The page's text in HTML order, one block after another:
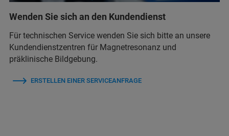
Wenden Sie sich an den Kundendienst
Für technischen Service wenden Sie sich bitte an unsere
Kundendienstzentren für Magnetresonanz und
präklinische Bildgebung.
ERSTELLEN EINER SERVICEANFRAGE